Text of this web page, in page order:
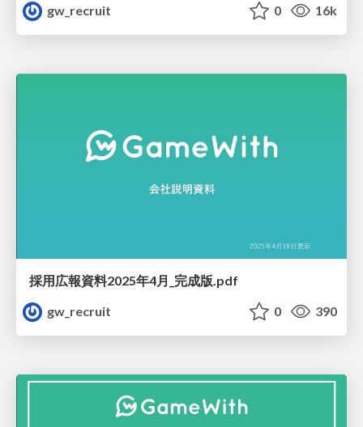
gw_recruit
0 16k
採用広報資料2025年4月_完成版.pdf
gw_recruit
0 390